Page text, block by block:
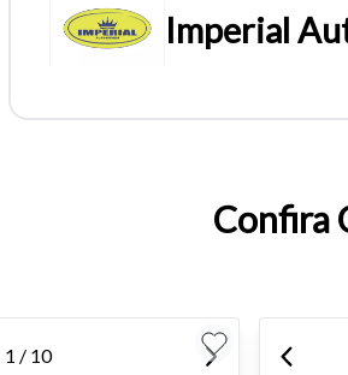
Tamanho do texto
Para aumentar ou
Imperial
Confira
1 / 10